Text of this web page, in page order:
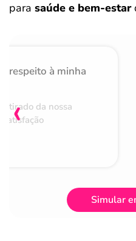
para saúde e bem-estar
respeito à minha
da nossa
‹
Simular